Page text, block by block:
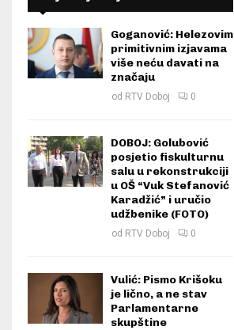
Goganović: Helezovim
primitivnim izjavama
više neću davati na
značaju
od RTV Doboj 0
DOBOJ: Golubović
posjetio fiskulturnu
salu u rekonstrukciji
u OŠ “Vuk Stefanović
Karadžić” i uručio
udžbenike (FOTO)
od RTV Doboj 0
Vulić: Pismo Krišoku
je lično, a ne stav
Parlamentarne
skupštine